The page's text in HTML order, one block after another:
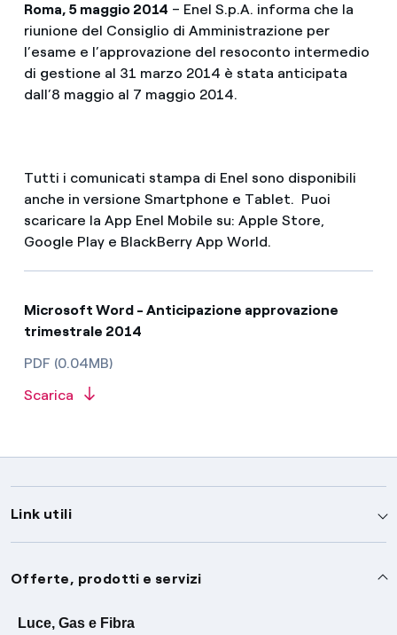
Roma, 5 maggio 2014 – Enel S.p.A. informa che la
riunione del Consiglio di Amministrazione per
l’esame e l’approvazione del resoconto intermedio
di gestione al 31 marzo 2014 è stata anticipata
dall’8 maggio al 7 maggio 2014.
Tutti i comunicati stampa di Enel sono disponibili
anche in versione Smartphone e Tablet. Puoi
scaricare la App Enel Mobile su: Apple Store,
Google Play e BlackBerry App World.
Microsoft Word - Anticipazione approvazione
trimestrale 2014
PDF (0.04MB)
Scarica
Link utili
Assistenza
Avvisi
Servizi
Offerte, prodotti e servizi
Luce, Gas e Fibra